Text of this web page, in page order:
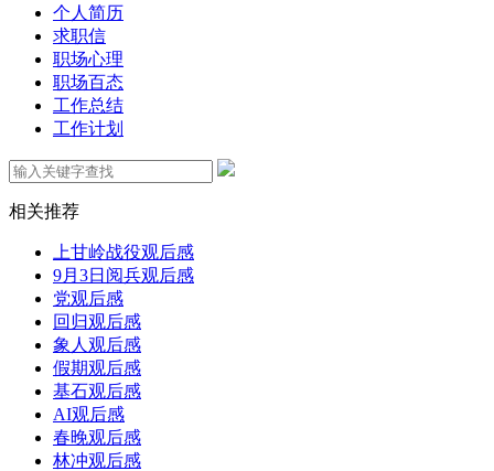
个人简历
求职信
职场心理
职场百态
工作总结
工作计划
相关推荐
上甘岭战役观后感
9月3日阅兵观后感
党观后感
回归观后感
象人观后感
假期观后感
基石观后感
AI观后感
春晚观后感
林冲观后感